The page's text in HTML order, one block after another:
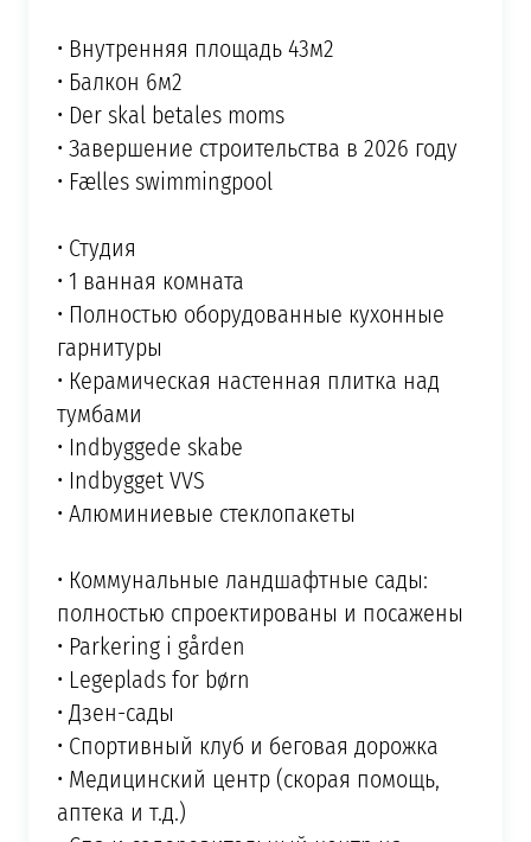
• Внутренняя площадь 43м2
• Балкон 6м2
• Der skal betales moms
• Завершение строительства в 2026 году
• Fælles swimmingpool
• Студия
• 1 ванная комната
• Полностью оборудованные кухонные
гарнитуры
• Керамическая настенная плитка над
тумбами
• Indbyggede skabe
• Indbygget VVS
• Алюминиевые стеклопакеты
• Коммунальные ландшафтные сады:
полностью спроектированы и посажены
• Parkering i gården
• Legeplads for børn
• Дзен-сады
• Спортивный клуб и беговая дорожка
• Медицинский центр (скорая помощь,
аптека и т.д.)